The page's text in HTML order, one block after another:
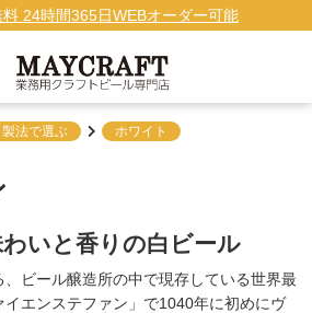
24時間365日WEBオーダー可能
法で選ぶ ホワイト
いと香りの白ビール
、ビール醸造所の中で現存している世界最
エンステファン」で1040年に初めにヴ